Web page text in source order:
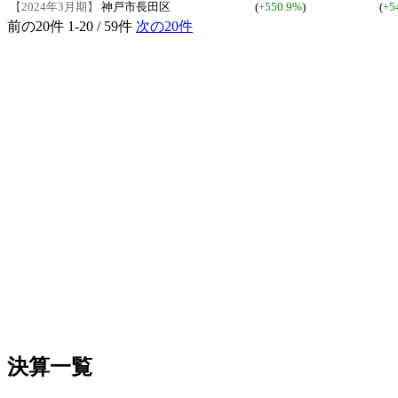
【2024年3月期】 神戸市長田区 (+550.9%) (
前の20件 1-20 / 59件 次の20件
決算一覧